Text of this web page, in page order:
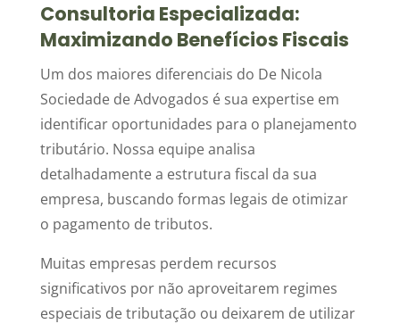
Consultoria Especializada:
Maximizando Benefícios Fiscais
Um dos maiores diferenciais do De Nicola
Sociedade de Advogados é sua expertise em
identificar oportunidades para o planejamento
tributário. Nossa equipe analisa
detalhadamente a estrutura fiscal da sua
empresa, buscando formas legais de otimizar
o pagamento de tributos.
Muitas empresas perdem recursos
significativos por não aproveitarem regimes
especiais de tributação ou deixarem de utilizar